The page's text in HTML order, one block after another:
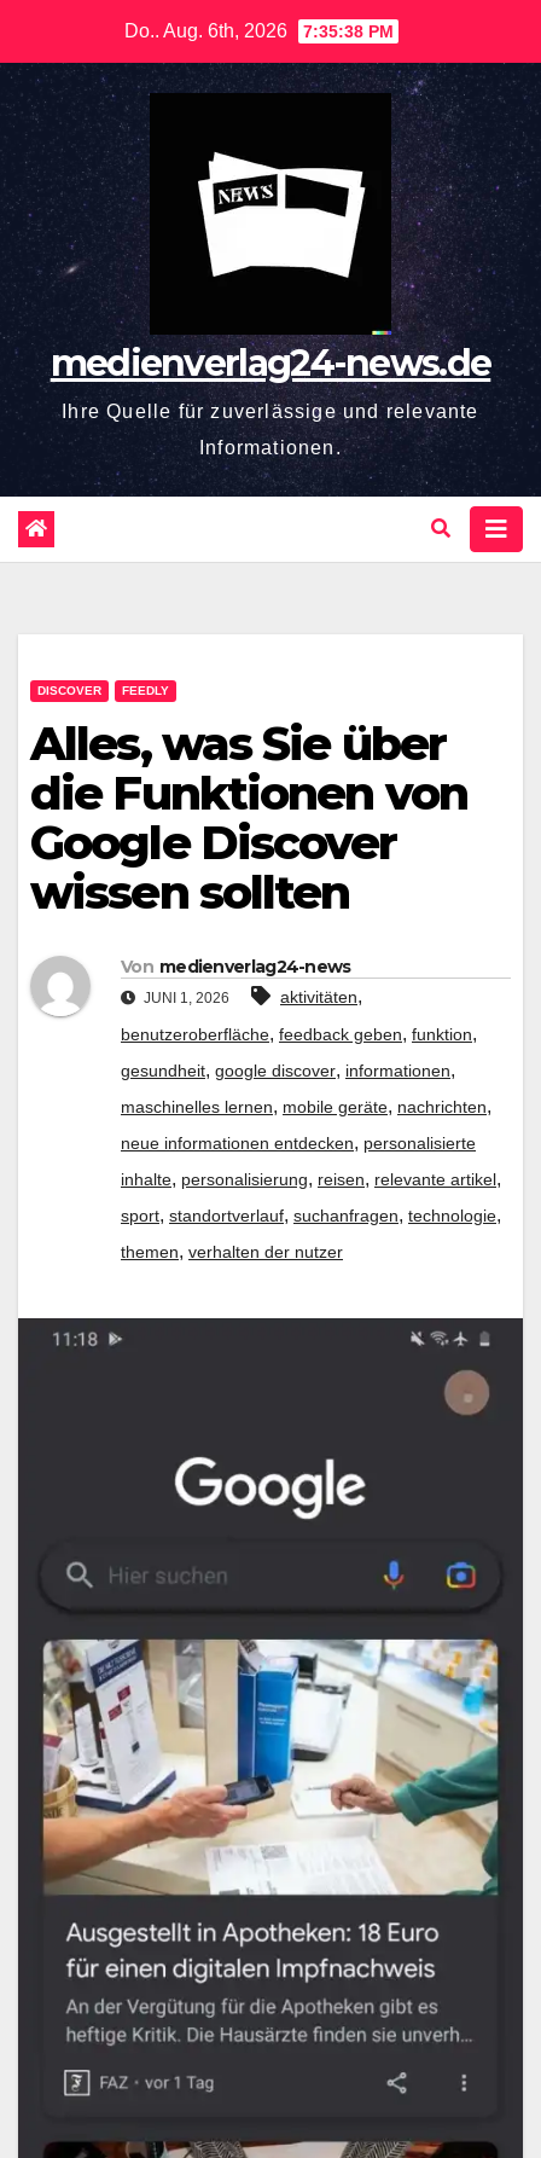
springen
Do.. Aug. 6th, 2026 7:35:39 PM
medienverlag24-news.de
Ihre Quelle für zuverlässige und relevante
Informationen.
DISCOVER FEEDLY
Alles, was Sie über
die Funktionen von
Google Discover
wissen sollten
Von medienverlag24-news
JUNI 1, 2026 aktivitäten,
benutzeroberfläche, feedback geben, funktion,
gesundheit, google discover, informationen,
maschinelles lernen, mobile geräte, nachrichten,
neue informationen entdecken, personalisierte
inhalte, personalisierung, reisen, relevante artikel,
sport, standortverlauf, suchanfragen, technologie,
themen, verhalten der nutzer